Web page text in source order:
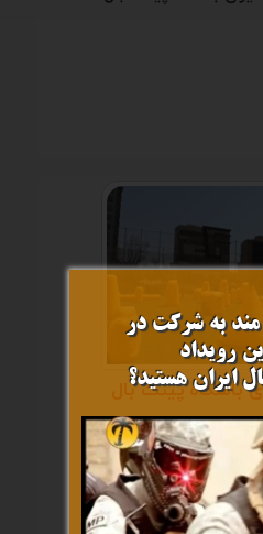
پینت بال
پینت بال
پینت بال
باشگاه پینت بال
مند به شرکت در
رویداد
ایران هستید؟